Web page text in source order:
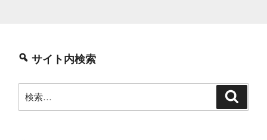
サイト内検索
索: